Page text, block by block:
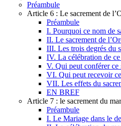
Préambule
Article 6 : Le sacrement de
Préambule
I. Pourquoi ce nom de
II. Le sacrement de
III. Les trois degrés du
IV. La célébration de ce
V. Qui peut conférer ce
VI. Qui peut recevoir
VII. Les effets du
EN BREF
Article 7 : le sacrement du
Préambule
I. Le Mariage dans le